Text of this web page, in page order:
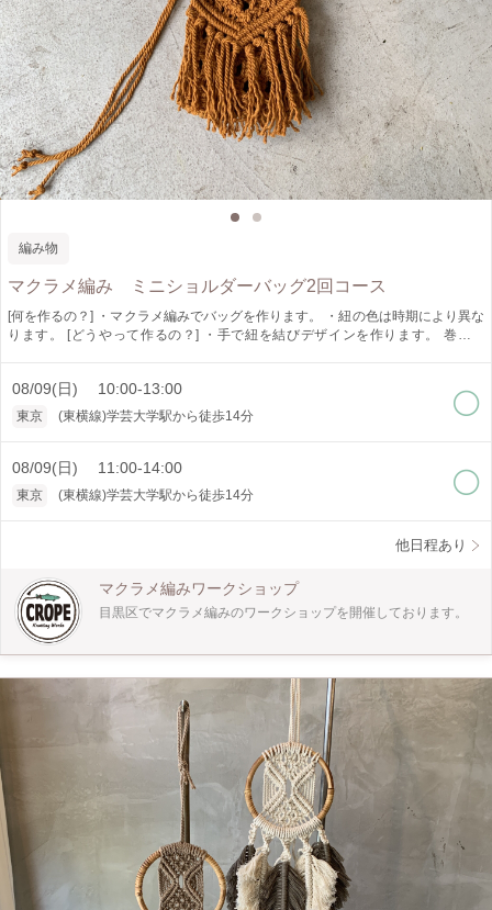
編み物
マクラメ編み ミニショルダーバッグ2回コース
[何を作るの？] ・マクラメ編みでバッグを作ります。 ・紐の色は時期により異な
ります。 [どうやって作るの？] ・手で紐を結びデザインを作ります。 巻き結
メポイント] ・少人数制でゆっくり教えられます。 [どんな人が対象?] ・10歳以
上 ・初心者の方でも大丈夫ですが個人差がございますので時間がかかる場合が
わらせたい方はご予約の際に備考欄にお知らせください。 [是非知ってほしい] ・
マクラメ編みは手で紐を結びデザインを作り出すことの出来る技法です。 イン
テリア、アクセサリーと幅広く作れます。 一つ作ると次に何を作ろうかなと楽
08/09(日) 10:00-13:00
東京 (東横線)学芸大学駅から徒歩14分
08/09(日) 11:00-14:00
東京 (東横線)学芸大学駅から徒歩14分
他日程あり
マクラメ編みワークショップ
目黒区でマクラメ編みのワークショップを開催しております。